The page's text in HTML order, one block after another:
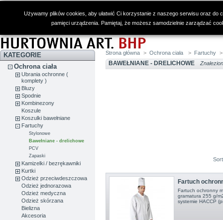
Używamy plików cookies, aby ułatwić Ci korzystanie z naszego serwisu oraz
pamięci urządzenia. Pamiętaj, że możesz samodzielnie zarządzać
KATEGORIE
Ochrona ciała
Ubrania ochronne (
komplety )
Bluzy
Spodnie
Kombinezony
Koszule
Koszulki bawełniane
Fartuchy
Stylonowe
Bawełniane - drelichowe
PCV
Zapaski
Kamizelki / bezrękawniki
Kurtki
Odzież przeciwdeszczowa
Odzież jednorazowa
Odzież medyczna
Odzież skórzana
Bielizna
Akcesoria
Strona główna > Ochrona ciała > Fartuchy >
BAWEŁNIANE - DRELICHOWE
Fartuch
Fartuch ochronny
gramatura 255 g/
systemie HACCP